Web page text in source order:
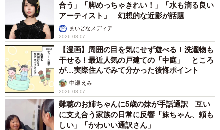
合う」「脚めっちゃきれい！」「水も滴る良い
アーティスト」 幻想的な近影が話題
まいどなメディア
2026.08.07
【漫画】周囲の目を気にせず遊べる！洗濯物も
干せる！最近人気の戸建ての「中庭」 ところ
が…実際住んでみて分かった後悔ポイント
中瀬 えみ
2026.08.07
難聴のお姉ちゃんに5歳の妹が手話通訳 互い
に支え合う家族の日常に反響「妹ちゃん、頼も
しい」「かわいい通訳さん」